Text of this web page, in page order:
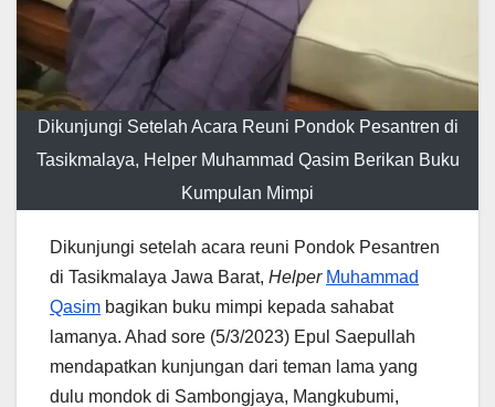
Dikunjungi Setelah Acara Reuni Pondok Pesantren di
Tasikmalaya, Helper Muhammad Qasim Berikan Buku
Kumpulan Mimpi
Dikunjungi setelah acara reuni Pondok Pesantren
di Tasikmalaya Jawa Barat, Helper Muhammad
Qasim bagikan buku mimpi kepada sahabat
lamanya. Ahad sore (5/3/2023) Epul Saepullah
mendapatkan kunjungan dari teman lama yang
dulu mondok di Sambongjaya, Mangkubumi,